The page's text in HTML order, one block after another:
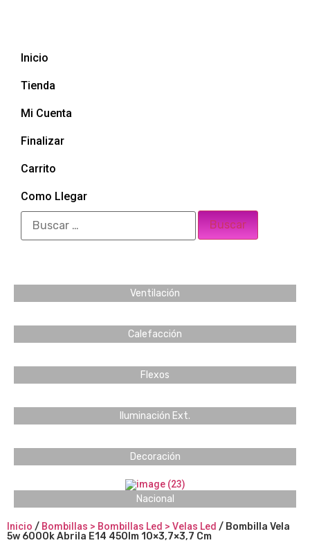
Inicio
Tienda
Mi Cuenta
Finalizar
Carrito
Como Llegar
Ventilación
Calefacción
Flexos
Iluminación Ext.
Decoración
Nacional
Inicio / Bombillas > Bombillas Led > Velas Led / Bombilla Vela
5w 6000k Abrila E14 450lm 10×3,7×3,7 Cm